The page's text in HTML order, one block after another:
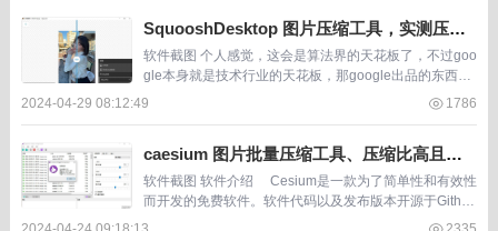
SquooshDesktop 图片压缩工具，实测压缩9
1%依旧清晰，便携版，开源
软件截图 个人感觉，这会是算法界的天花板了，不过goo
gle本身就是技术行业的天花板，那google出品的东西自
然也不会拉跨。 软件介绍 squoos...
2024-04-29 08:12:49 1786
caesium 图片批量压缩工具、压缩比高且支
持批量裁剪、开源便携版
软件截图 软件介绍 Cesium是一款为了简单性和有效性
而开发的免费软件。软件代码以及发布版本开源于Githu
b，目前已获得2.2 K的star。 &...